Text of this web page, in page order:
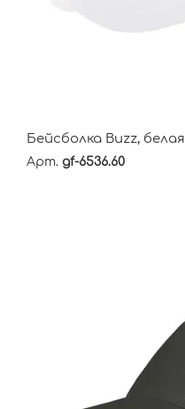
Бейсболка Buzz, белая
Арт. gf-6536.60